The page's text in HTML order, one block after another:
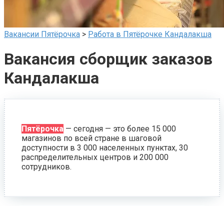
Вакансии Пятёрочка > Работа в Пятёрочке Кандалакша
Вакансия сборщик заказов
Кандалакша
Пятёрочка — сегодня — это более 15 000
магазинов по всей стране в шаговой
доступности в 3 000 населенных пунктах, 30
распределительных центров и 200 000
сотрудников.